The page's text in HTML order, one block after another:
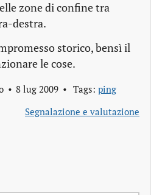
zone di confine tra
destra.
storico, bensì il
le cose.
8 lug 2009 Tags: ping
Segnalazione e valutazione